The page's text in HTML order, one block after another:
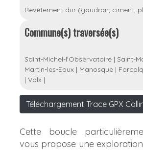
Revêtement dur (goudron, ciment,
Commune(s) traversée(s)
Saint-Michel-l'Observatoire | Saint-
Martin-les-Eaux | Manosque |
| Volx |
Téléchargement Trace GPX
Cette boucle
vous propose une